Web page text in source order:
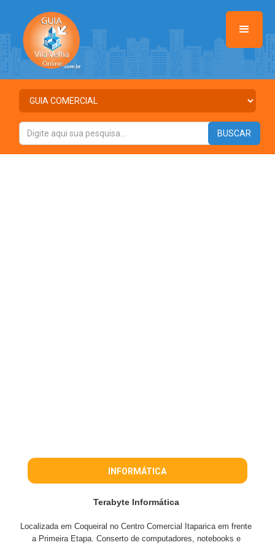
INFORMÁTICA
Terabyte Informática
Localizada em Coqueiral no Centro Comercial Itaparica em frente
a Primeira Etapa. Conserto de computadores, notebooks e